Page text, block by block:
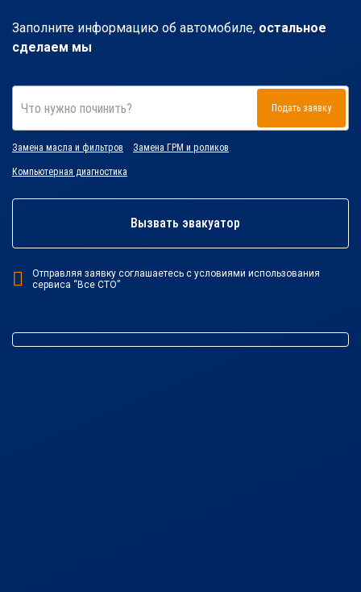
Заполните информацию об автомобиле, остальное
сделаем мы
Что нужно починить? Подать заявку
Замена масла и фильтров Замена ГРМ и роликов
Компьютерная диагностика
Вызвать эвакуатор
Отправляя заявку соглашаетесь с условиями использования
сервиса “Все СТО”